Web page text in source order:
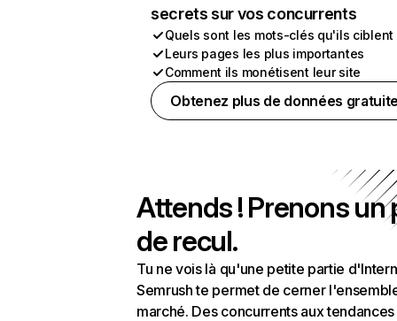
secrets sur vos concurrents
Quels sont les mots-clés qu'ils ciblent
Leurs pages les plus importantes
Comment ils monétisent leur site
Obtenez plus de données
Attends ! Prenons un
de recul.
Tu ne vois là qu'une petite partie
Semrush te permet de cerner
marché. Des concurrents aux